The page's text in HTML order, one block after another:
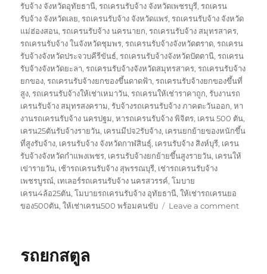
รับจ้าง จังหวัดอุทัยธานี,รถเครนรับจ้าง จังหวัดเพชรบุรี,รถเครน
รับจ้าง จังหวัดเลย,รถเครนรับจ้าง จังหวัดแพร่,รถเครนรับจ้าง จังหวัด
แม่ฮ่องสอน,รถเครนรับจ้าง นครนายก,รถเครนรับจ้าง สมุทรสาคร,
รถเครนรับจ้าง ในจังหวัดชุมพร,รถเครนรับจ้างจังหวัดตราด,รถเครน
รับจ้างจังหวัดประจวบคีรีขันธ์,รถเครนรับจ้างจังหวัดปัตตานี,รถเครน
รับจ้างจังหวัดยะลา,รถเครนรับจ้างจังหวัดสมุทรสาคร,รถเครนรับจ้าง
ยกของ,รถเครนรับจ้างยกของขึ้นดาดฟ้า,รถเครนรับจ้างยกของขึ้นที่
สูง,รถเครนรับจ้างให้เช่าเหมาวัน,รถเครนให้เช่าราคาถูก,รับงานรถ
เครนรับจ้าง สมุทรสงคราม,รับจ้างรถเครนรับจ้าง ภาคตะวันออก,หา
งานรถเครนรับจ้าง นครปฐม,หารถเครนรับจ้าง พิจิตร, เครน 500 ตัน,
เครน25ตันรับจ้างรายวัน, เครนมีปจ2รับจ้าง, เครนยกย้ายของหนักขึ้น
ที่สูงรับจ้าง, เครนรับจ้าง จังหวัดกาฬสินธุ์, เครนรับจ้าง สิงห์บุรี, เครน
รับจ้างจังหวัดกำแพงเพชร, เครนรับจ้างยกย้ายขึ้นสูงรายวัน, เครนให้
เข่ารายวัน, เช้ารถเครนรับจ้าง สุพรรณบุรี, เช่ารถเครนรับจ้าง
เพชรบูรณ์, เทเลอร์รถเครนรับจ้าง นครสวรรค์,โมบาย
เครน4ล้อ25ตัน,โมบายรถเครนรับจ้าง อุทัยธานี,ให้เช่ารถเครนยอ
ของ500ตัน,ให้เช่าเครน500 พร้อมคนขับ Leave a commenton
รถยกสตูล